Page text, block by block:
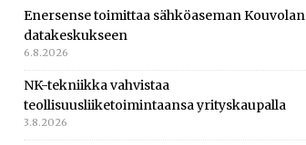
Enersense toimittaa sähköaseman Kouvolan
datakeskukseen
6.8.2026
NK-tekniikka vahvistaa
teollisuusliiketoimintaansa yrityskaupalla
3.8.2026